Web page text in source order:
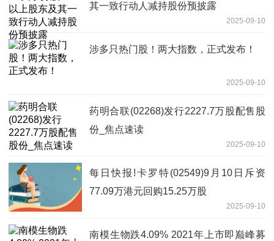
其一致行动人减持股份预披露
2025-09-10
涉多只热门股！两大指数，正式发布！
2025-09-10
药明合联(02268)发行2227.7万股配售股
份_焦点速读
2025-09-10
每日快报!卡罗特(02549)9月10日斥资
77.09万港元回购15.25万股
2025-09-10
南模生物跌4.09% 2021年上市即巅峰募